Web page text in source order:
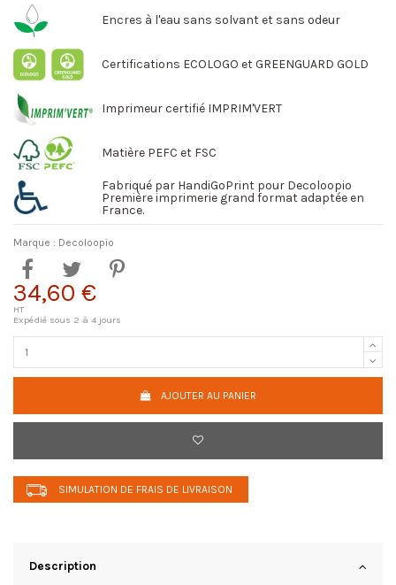
Encres à l'eau sans solvant et sans odeur
Certifications ECOLOGO et GREENGUARD GOLD
Imprimeur certifié IMPRIM'VERT
Matière PEFC et FSC
Fabriqué par HandiGoPrint pour Decoloopio
Première imprimerie grand format adaptée en
France.
Marque : Decoloopio
34,60 €
HT
Expédié sous 2 à 4 jours
AJOUTER AU PANIER
SIMULATION DE FRAIS DE LIVRAISON
Description